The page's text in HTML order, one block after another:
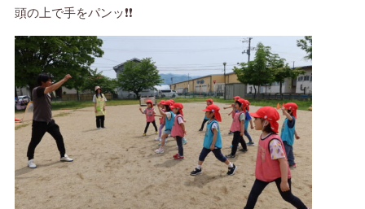
頭の上で手をパンッ❗❗